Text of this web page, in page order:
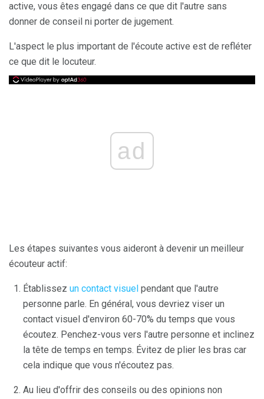
active, vous êtes engagé dans ce que dit l'autre sans
donner de conseil ni porter de jugement.
L'aspect le plus important de l'écoute active est de refléter
ce que dit le locuteur.
ad
Les étapes suivantes vous aideront à devenir un meilleur
écouteur actif:
Établissez un contact visuel pendant que l'autre
personne parle. En général, vous devriez viser un
contact visuel d'environ 60-70% du temps que vous
écoutez. Penchez-vous vers l'autre personne et inclinez
la tête de temps en temps. Évitez de plier les bras car
cela indique que vous n'écoutez pas.
Au lieu d'offrir des conseils ou des opinions non